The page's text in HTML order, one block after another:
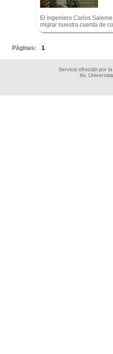
El ingeniero Carlos
migrar nuestra cuenta de
Páginas: 1
Servicio ofrecido por
Av.